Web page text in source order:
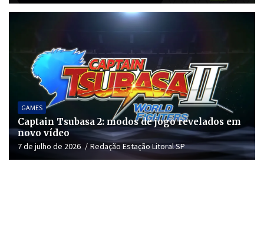
GAMES
Captain Tsubasa 2: modos de jogo revelados em
novo vídeo
7 de julho de 2026 Redação Estação Litoral SP